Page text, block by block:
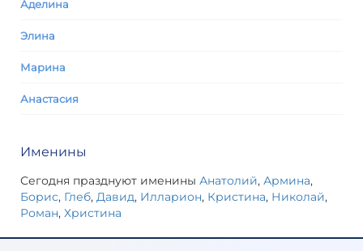
Аделина
Элина
Марина
Анастасия
Именины
Сегодня празднуют именины Анатолий, Армина,
Борис, Глеб, Давид, Илларион, Кристина, Николай,
Роман, Христина